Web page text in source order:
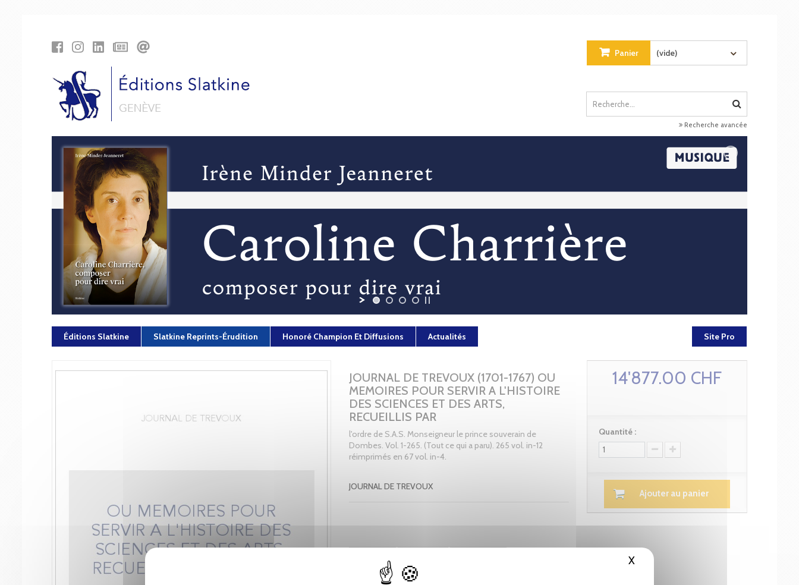
X Masquer le bandeau des cookies
Panier (vide)
Recherche avancée
Éditions Slatkine Slatkine Reprints-Érudition Honoré Champion Et Diffusions Actualités Site Pro
JOURNAL DE TREVOUX (1701-1767) OU
MEMOIRES POUR SERVIR A L'HISTOIRE
DES SCIENCES ET DES ARTS,
RECUEILLIS PAR
l'ordre de S.A.S. Monseigneur le prince souverain de
Dombes. Vol. 1-265. (Tout ce qui a paru). 265 vol. in-12
réimprimés en 67 vol. in-4.
JOURNAL DE TREVOUX
14'877.00 CHF
Quantité :
Ajouter au panier